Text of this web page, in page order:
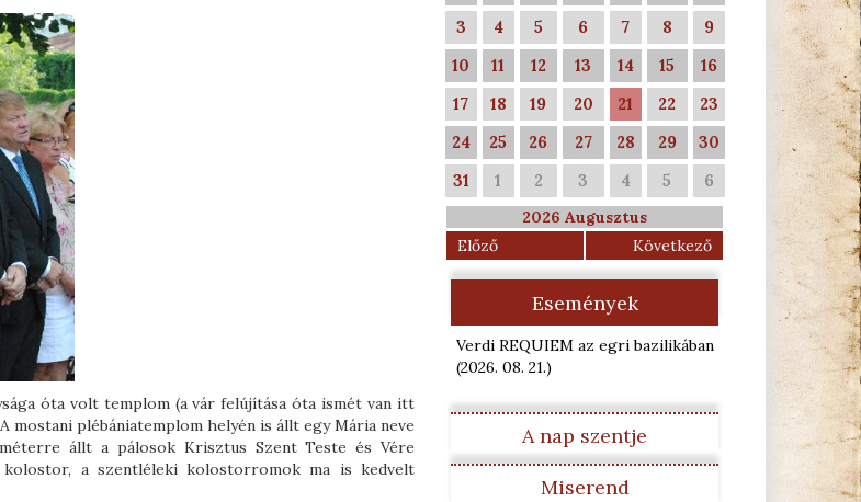
óta volt templom (a vár felújítása óta ismét van itt
mostani plébániatemplom helyén is állt egy Mária neve
állt a pálosok Krisztus Szent Teste és Vére
a szentléleki kolostorromok ma is kedvelt
3
4 5 6 7 8
9
10
11 12 13 14 15
16
17
18 19 20 21 22
23
24
25 26 27 28 29
30
31
1 2 3 4 5 6
2026 Augusztus
Előző
Következő
Események
Verdi REQUIEM az egri bazilikában
(2026. 08. 21.)
A nap szentje
Miserend